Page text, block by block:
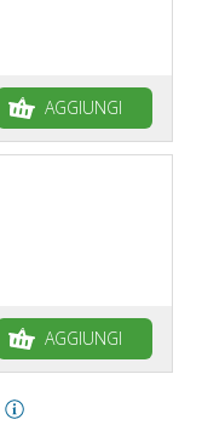
AGGIUNGI
AGGIUNGI